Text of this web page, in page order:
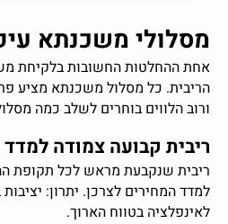
מסלולי משכנתא
אחת ההחלטות החשובות בלקיחת
הריבית. כל מסלול משכנתא מציע
ורוב הלווים בוחרים לשלב כמה
ריבית קבועה צמודה למדד
ריבית שנקבעת מראש לכל תקופת
למדד המחירים לצרכן. יתרון:
לאינפלציה בטווח הארוך.